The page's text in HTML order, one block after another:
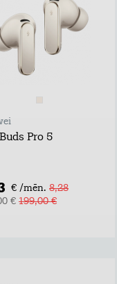
Pro 5
€ /mēn. 8,28
€ 199,00 €